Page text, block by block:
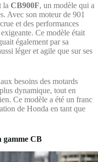
la CB900F, un modèle qui a
Avec son moteur de 901
et des performances
Ce modèle était
également par sa
léger et agile que sur ses
besoins des motards
dynamique, tout en
Ce modèle a été un franc
de Honda en tant que
gamme CB